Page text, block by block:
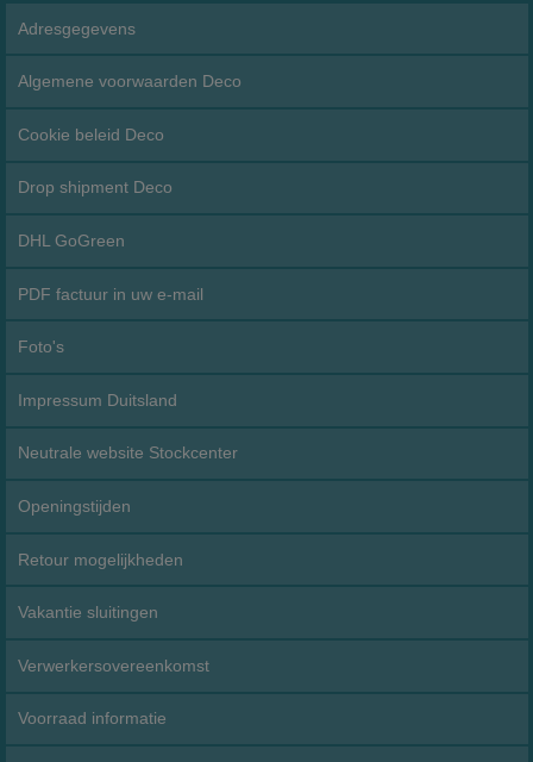
Adresgegevens
Algemene voorwaarden Deco
Cookie beleid Deco
Drop shipment Deco
DHL GoGreen
PDF factuur in uw e-mail
Foto's
Impressum Duitsland
Neutrale website Stockcenter
Openingstijden
Retour mogelijkheden
Vakantie sluitingen
Verwerkersovereenkomst
Voorraad informatie